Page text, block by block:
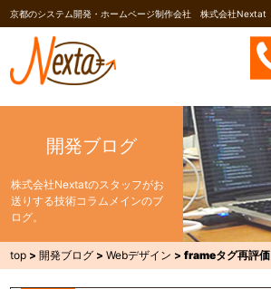
京都のシステム開発・ホームページ制作会社 株式会社Nextat
開発ブログ
株式会社Nextatのスタッフがお
送りする技術コラムメインのブ
ログ。
top >開発ブログ >Webデザイン >frameタグ再評価